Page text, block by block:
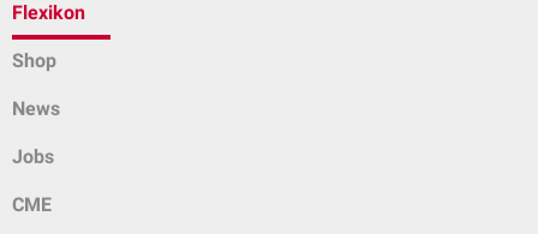
Flexikon
Shop
News
Jobs
CME